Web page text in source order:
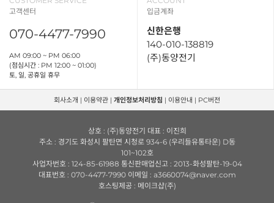
고객센터
070-4477-7990
AM 09:00 ~ PM 06:00
(점심시간 : PM 12:00 ~ 01:00)
토, 일, 공휴일 휴무
입금계좌
신한은행
140-010-138819
(주)동양전기
회사소개 | 이용약관 | 개인정보처리방침 | 이용안내 | PC버전
상호 : (주)동양전기 대표 : 이진희
주소 : 경기도 화성시 팔탄면 시청로 934-6 (우리들유통타운) D동
101~102호
사업자번호 : 124-85-61988 통신판매업신고 : 2013-화성팔탄-19-04
대표번호 : 070-4477-7990 이메일 : a3660074@naver.com
호스팅제공 : 메이크샵(주)